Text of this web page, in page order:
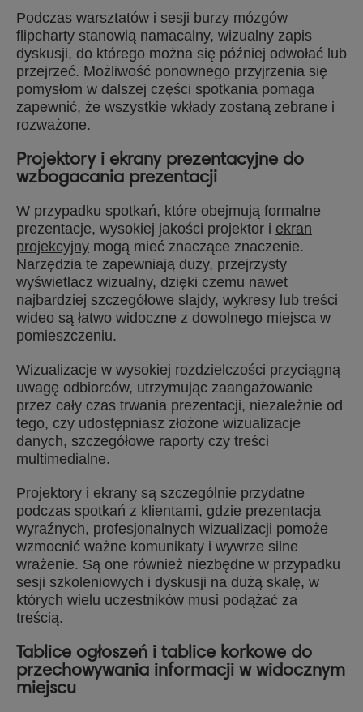
Podczas warsztatów i sesji burzy mózgów
flipcharty stanowią namacalny, wizualny zapis
dyskusji, do którego można się później odwołać lub
przejrzeć. Możliwość ponownego przyjrzenia się
pomysłom w dalszej części spotkania pomaga
zapewnić, że wszystkie wkłady zostaną zebrane i
rozważone.
Projektory i ekrany prezentacyjne do
wzbogacania prezentacji
W przypadku spotkań, które obejmują formalne
prezentacje, wysokiej jakości projektor i ekran
projekcyjny mogą mieć znaczące znaczenie.
Narzędzia te zapewniają duży, przejrzysty
wyświetlacz wizualny, dzięki czemu nawet
najbardziej szczegółowe slajdy, wykresy lub treści
wideo są łatwo widoczne z dowolnego miejsca w
pomieszczeniu.
Wizualizacje w wysokiej rozdzielczości przyciągną
uwagę odbiorców, utrzymując zaangażowanie
przez cały czas trwania prezentacji, niezależnie od
tego, czy udostępniasz złożone wizualizacje
danych, szczegółowe raporty czy treści
multimedialne.
Projektory i ekrany są szczególnie przydatne
podczas spotkań z klientami, gdzie prezentacja
wyraźnych, profesjonalnych wizualizacji pomoże
wzmocnić ważne komunikaty i wywrze silne
wrażenie. Są one również niezbędne w przypadku
sesji szkoleniowych i dyskusji na dużą skalę, w
których wielu uczestników musi podążać za
treścią.
Tablice ogłoszeń i tablice korkowe do
przechowywania informacji w widocznym
miejscu